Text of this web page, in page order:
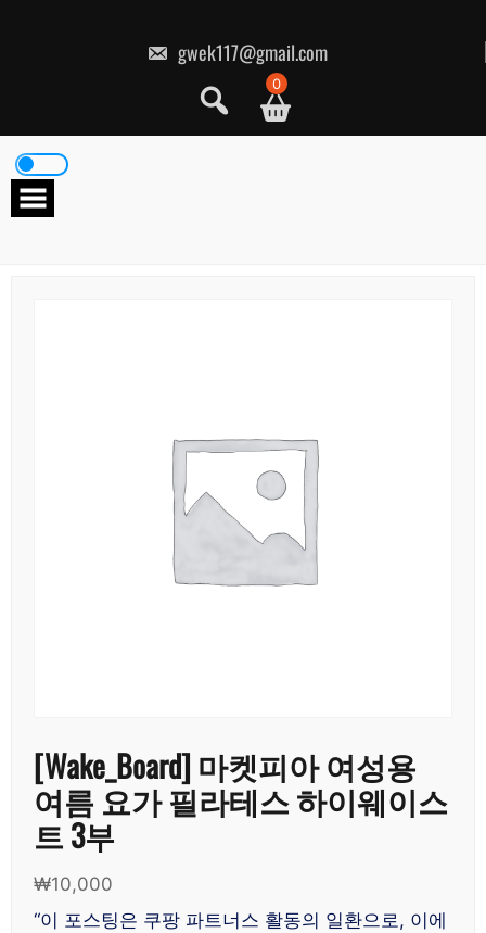
gwek117@gmail.com
0
[Wake_Board] 마켓피아 여성용
여름 요가 필라테스 하이웨이스
트 3부
₩10,000
“이 포스팅은 쿠팡 파트너스 활동의 일환으로, 이에